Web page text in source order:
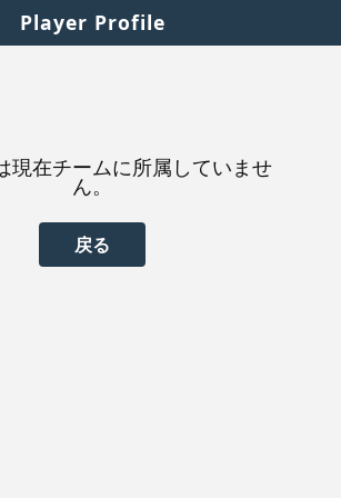
Player Profile
現在チームに所属していませ
ん。
戻る